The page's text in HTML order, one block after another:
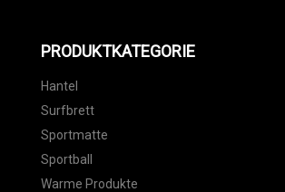
PRODUKTKATEGORIE
Hantel
Surfbrett
Sportmatte
Sportball
Warme Produkte